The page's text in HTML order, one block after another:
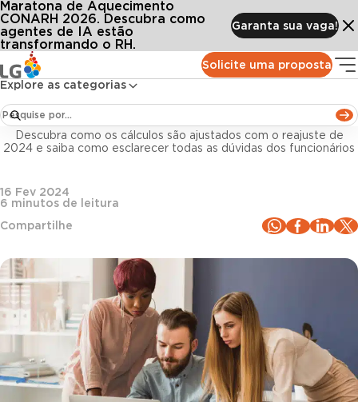
Solicite uma proposta
Explore as categorias
Maratona de Aquecimento
CONARH 2026. Descubra como
agentes de IA estão
transformando o RH.
Garanta sua vaga!
Conteúdos Blog LG
Novo salário mínimo 2024: o que os colaboradores e o RH precisam saber!
Departamento Pessoal
Novo salário mínimo 2024: o que os
colaboradores e o RH precisam saber!
Descubra como os cálculos são ajustados com o reajuste de
2024 e saiba como esclarecer todas as dúvidas dos funcionários
16 Fev 2024
6 minutos de leitura
Compartilhe